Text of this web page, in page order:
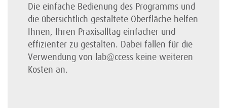
Die einfache Bedienung des Programms und
die übersichtlich gestaltete Oberfläche helfen
Ihnen, Ihren Praxisalltag einfacher und
effizienter zu gestalten. Dabei fallen für die
Verwendung von lab@ccess keine weiteren
Kosten an.